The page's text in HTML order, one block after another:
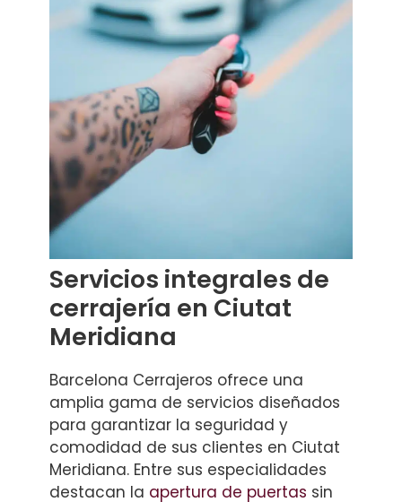
Servicios integrales de
cerrajería en Ciutat
Meridiana
Barcelona Cerrajeros ofrece una
amplia gama de servicios diseñados
para garantizar la seguridad y
comodidad de sus clientes en Ciutat
Meridiana. Entre sus especialidades
destacan la apertura de puertas sin